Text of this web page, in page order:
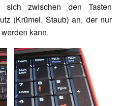
sich zwischen den Tasten
(Krümel, Staub) an, der nur
kann.